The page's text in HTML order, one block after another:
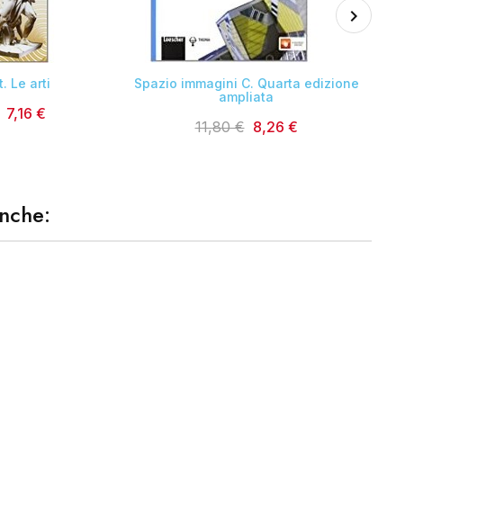
Le arti
7,16 €

Spazio immagini C. Quarta edizione
ampliata
11,80 € 8,26 €